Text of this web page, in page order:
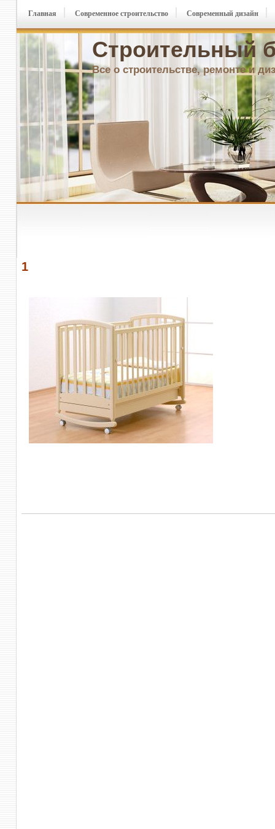
Строительный
Все о строительстве, ремонте и
Главная Современное строительство Современный дизайн
1